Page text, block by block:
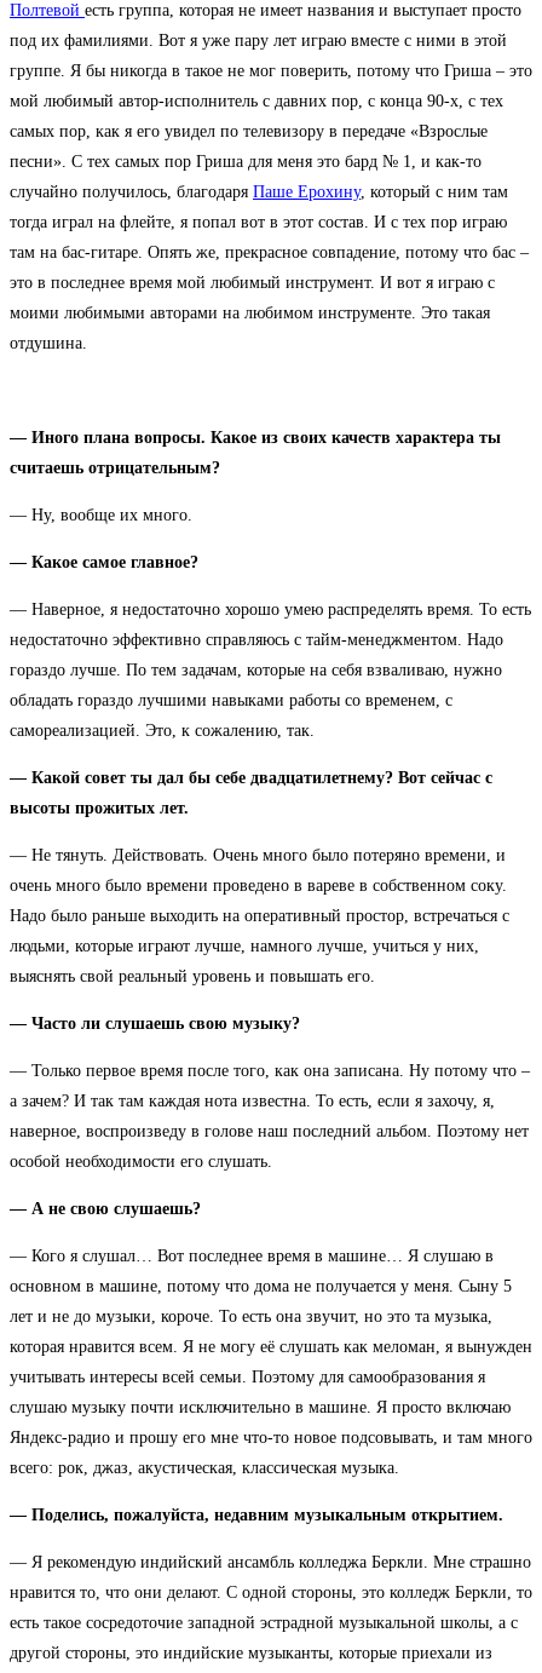
Полтевой есть группа, которая не имеет названия и выступает просто
под их фамилиями. Вот я уже пару лет играю вместе с ними в этой
группе. Я бы никогда в такое не мог поверить, потому что Гриша – это
мой любимый автор-исполнитель с давних пор, с конца 90-х, с тех
самых пор, как я его увидел по телевизору в передаче «Взрослые
песни». С тех самых пор Гриша для меня это бард № 1, и как-то
случайно получилось, благодаря Паше Ерохину, который с ним там
тогда играл на флейте, я попал вот в этот состав. И с тех пор играю
там на бас-гитаре. Опять же, прекрасное совпадение, потому что бас –
это в последнее время мой любимый инструмент. И вот я играю с
моими любимыми авторами на любимом инструменте. Это такая
отдушина.
— Иного плана вопросы. Какое из своих качеств характера ты
считаешь отрицательным?
— Ну, вообще их много.
— Какое самое главное?
— Наверное, я недостаточно хорошо умею распределять время. То есть
недостаточно эффективно справляюсь с тайм-менеджментом. Надо
гораздо лучше. По тем задачам, которые на себя взваливаю, нужно
обладать гораздо лучшими навыками работы со временем, с
самореализацией. Это, к сожалению, так.
— Какой совет ты дал бы себе двадцатилетнему? Вот сейчас с
высоты прожитых лет.
— Не тянуть. Действовать. Очень много было потеряно времени, и
очень много было времени проведено в вареве в собственном соку.
Надо было раньше выходить на оперативный простор, встречаться с
людьми, которые играют лучше, намного лучше, учиться у них,
выяснять свой реальный уровень и повышать его.
— Часто ли слушаешь свою музыку?
— Только первое время после того, как она записана. Ну потому что –
а зачем? И так там каждая нота известна. То есть, если я захочу, я,
наверное, воспроизведу в голове наш последний альбом. Поэтому нет
особой необходимости его слушать.
— А не свою слушаешь?
— Кого я слушал… Вот последнее время в машине… Я слушаю в
основном в машине, потому что дома не получается у меня. Сыну 5
лет и не до музыки, короче. То есть она звучит, но это та музыка,
которая нравится всем. Я не могу её слушать как меломан, я вынужден
учитывать интересы всей семьи. Поэтому для самообразования я
слушаю музыку почти исключительно в машине. Я просто включаю
Яндекс-радио и прошу его мне что-то новое подсовывать, и там много
всего: рок, джаз, акустическая, классическая музыка.
— Поделись, пожалуйста, недавним музыкальным открытием.
— Я рекомендую индийский ансамбль колледжа Беркли. Мне страшно
нравится то, что они делают. С одной стороны, это колледж Беркли, то
есть такое сосредоточие западной эстрадной музыкальной школы, а с
другой стороны, это индийские музыканты, которые приехали из